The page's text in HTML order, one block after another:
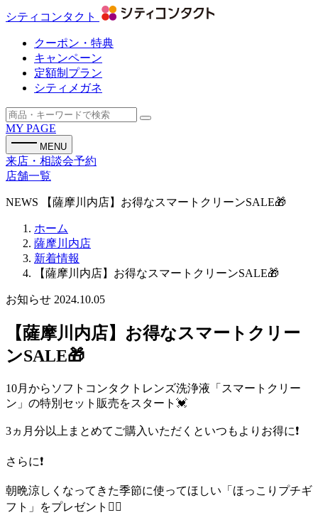
シティコンタクト
クーポン・特典
キャンペーン
定額制プラン
シティメガネ
MY PAGE
MENU
来店・相談会予約
店舗一覧
NEWS 【薩摩川内店】お得なスマートクリーンSALE🎁
ホーム
薩摩川内店
新着情報
【薩摩川内店】お得なスマートクリーンSALE🎁
お知らせ 2024.10.05
【薩摩川内店】お得なスマートクリー
ンSALE🎁
10月からソフトコンタクトレンズ洗浄液「スマートクリー
ン」の特別セット販売をスタート💓
3ヵ月分以上まとめてご購入いただくといつもよりお得に❗
さらに❗
朝晩涼しくなってきた季節に使ってほしい「ほっこりプチギ
フト」をプレゼント💁‍♀️